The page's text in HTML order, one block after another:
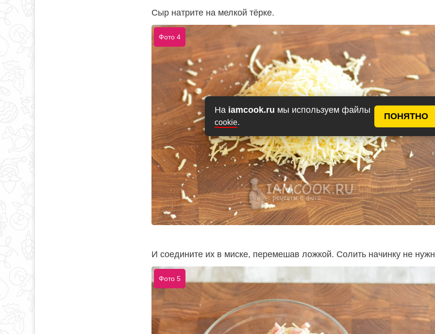
На iamcook.ru мы используем файлы
cookie.
ПОНЯТНО
Сыр натрите на мелкой тёрке.
Фото 4
И соедините их в миске, перемешав ложкой. Солить начинку не
Фото 5